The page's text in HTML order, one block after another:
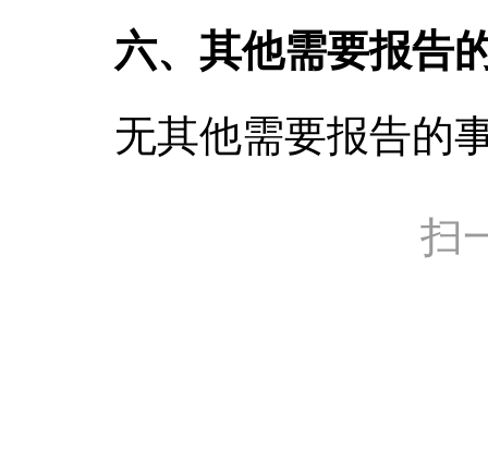
六、其他需要报告
无其他需要报告的
扫